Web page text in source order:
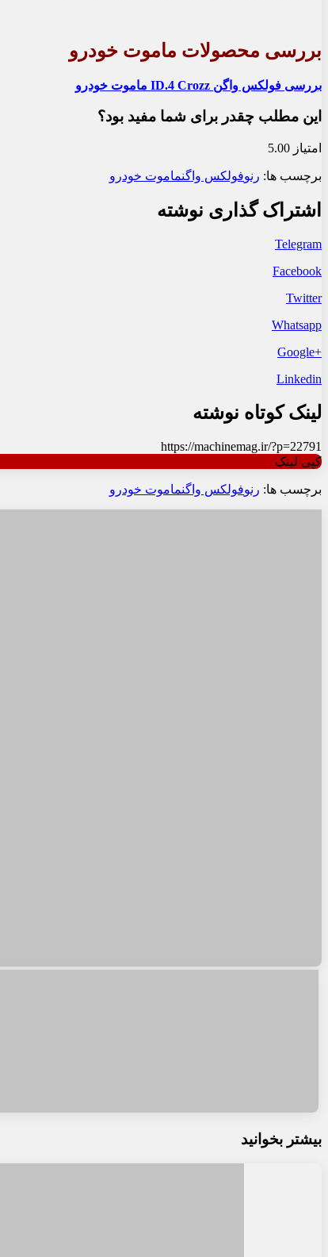
بررسی محصولات ماموت خودرو
بررسی فولکس واگن ID.4 Crozz ماموت خودرو
این مطلب چقدر برای شما مفید بود؟
امتیاز 5.00
برچسب ها: رنوفولکس واگنماموت خودرو
اشتراک گذاری نوشته
Telegram
Facebook
Twitter
Whatsapp
+Google
Linkedin
لینک کوتاه نوشته
https://machinemag.ir/?p=22791
کپی لینک
برچسب ها: رنوفولکس واگنماموت خودرو
بیشتر بخوانید